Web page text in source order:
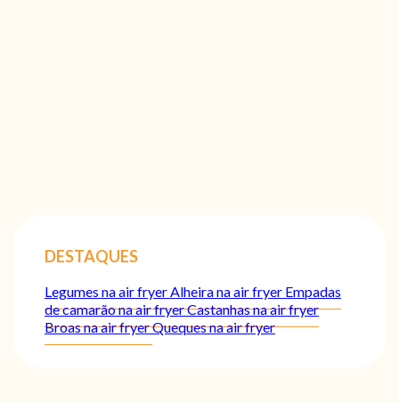
DESTAQUES
Legumes na air fryerAlheira na air fryer Empadas
de camarão na air fryerCastanhas na air fryer
Broas na air fryerQueques na air fryer